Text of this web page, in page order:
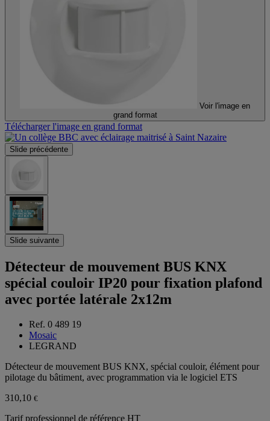
Voir l'image en
grand format
Télécharger l'image en grand format
Slide précédente
Slide suivante
Détecteur de mouvement BUS KNX
spécial couloir IP20 pour fixation plafond
avec portée latérale 2x12m
Ref. 0 489 19
Mosaic
LEGRAND
Détecteur de mouvement BUS KNX, spécial couloir, élément pour
pilotage du bâtiment, avec programmation via le logiciel ETS
310,10 €
Tarif professionnel de référence HT